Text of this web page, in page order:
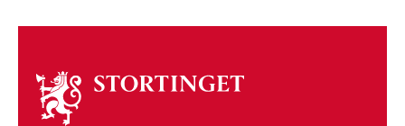
Om
stortinget